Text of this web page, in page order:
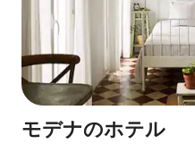
モデナのホ⁠テ⁠ル